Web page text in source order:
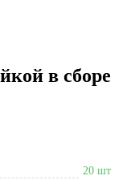
в сборе
20 шт